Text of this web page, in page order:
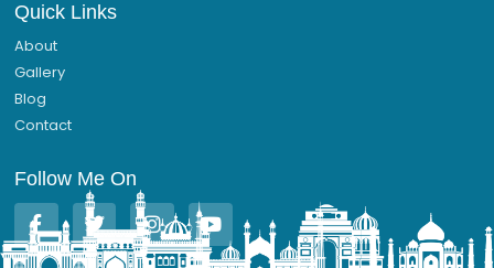
Quick Links
About
Gallery
Blog
Contact
Follow Me On
F
a
c
T
w
i
I
n
s
Y
o
u